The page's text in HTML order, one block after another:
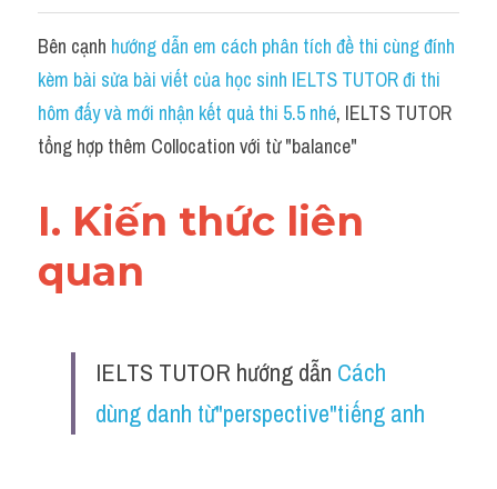
Antonym
Idiom
Grammar
Word form
Cách dùng từ
Đề thi thật Task 2
Speaking
Bên cạnh hướng dẫn em cách phân tích đề thi cùng đính
kèm bài sửa bài viết của học sinh IELTS TUTOR đi thi
hôm đấy và mới nhận kết quả thi 5.5 nhé, IELTS TUTOR
tổng hợp thêm Collocation với từ "balance"
I. Kiến thức liên
quan
IELTS TUTOR hướng dẫn Cách
dùng danh từ"perspective"tiếng anh